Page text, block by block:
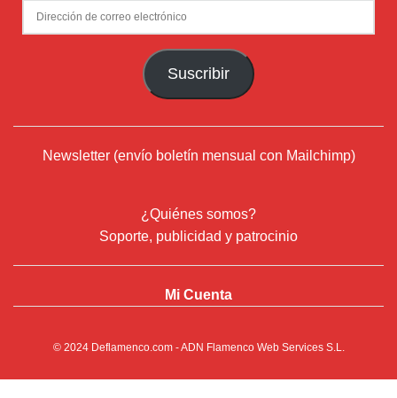
Dirección
de
Suscribir
Newsletter (envío boletín mensual con Mailchimp)
¿Quiénes somos?
Soporte, publicidad y patrocinio
Mi Cuenta
© 2024 Deflamenco.com- ADN Flamenco Web Services S.L.